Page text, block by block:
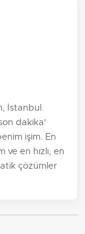
İstanbul.
dakika'
işim. En
ve en hızlı, en
çözümler